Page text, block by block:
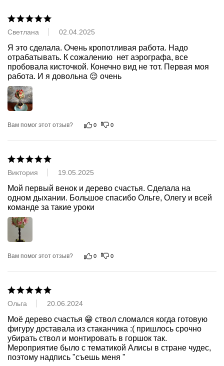
Светлана 02.04.2025
Я это сделала. Очень кропотливая работа. Надо
отрабатывать. К сожалению  нет аэрографа, все
пробовала кисточкой. Конечно вид не тот. Первая моя
работа. И я довольна 😌 очень
Вам помог этот отзыв? 0 0
Виктория 19.05.2025
Мой первый венок и дерево счастья. Сделала на
одном дыхании. Большое спасибо Ольге, Олегу и всей
команде за такие уроки
Вам помог этот отзыв? 0 0
Ольга 20.06.2024
Моё дерево счастья 😁 ствол сломался когда готовую
фигуру доставала из стаканчика :( пришлось срочно
убирать ствол и монтировать в горшок так.
Мероприятие было с тематикой Алисы в стране чудес,
поэтому надпись "съешь меня "